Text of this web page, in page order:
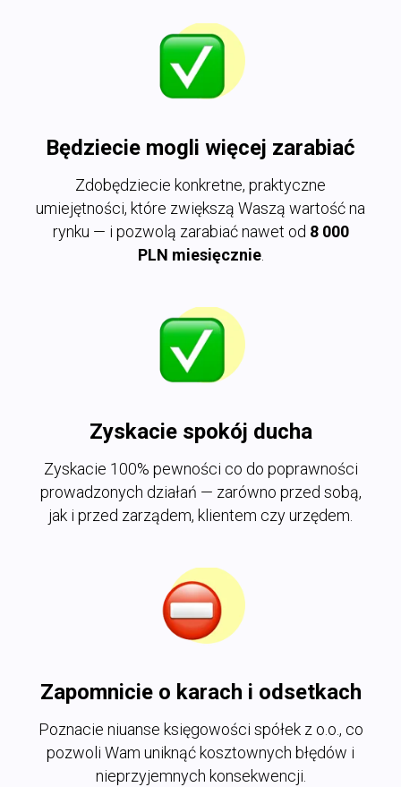
Będziecie mogli więcej zarabiać
Zdobędziecie konkretne, praktyczne
umiejętności, które zwiększą Waszą wartość na
rynku — i pozwolą zarabiać nawet od 8 000
PLN miesięcznie.
Zyskacie spokój ducha
Zyskacie 100% pewności co do poprawności
prowadzonych działań — zarówno przed sobą,
jak i przed zarządem, klientem czy urzędem.
Zapomnicie o karach i odsetkach
Poznacie niuanse księgowości spółek z o.o., co
pozwoli Wam uniknąć kosztownych błędów i
nieprzyjemnych konsekwencji.